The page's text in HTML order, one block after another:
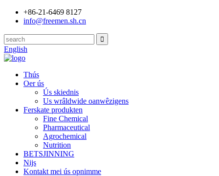
+86-21-6469 8127
info@freemen.sh.cn
English
Thús
Oer ús
Ús skiednis
Us wrâldwide oanwêzigens
Ferskate produkten
Fine Chemical
Pharmaceutical
Agrochemical
Nutrition
BETSJINNING
Nijs
Kontakt mei ús opnimme